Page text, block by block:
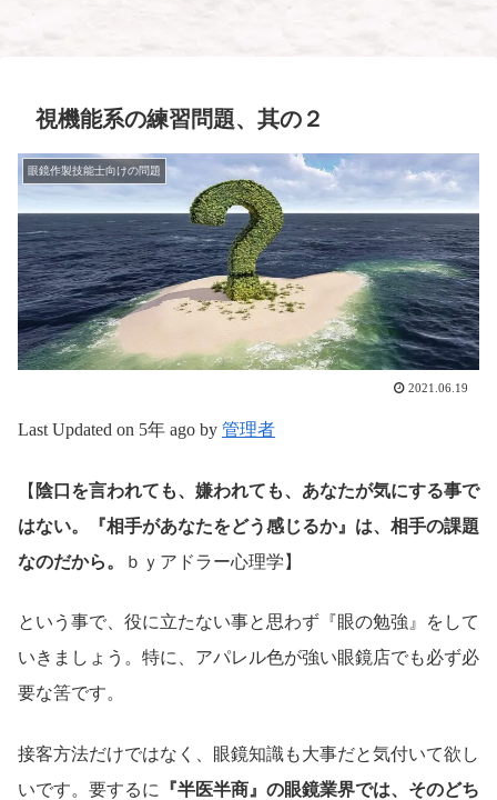
視機能系の練習問題、其の２
眼鏡作製技能士向けの問題
2021.06.19
Last Updated on 5年 ago by 管理者
【 陰口を言われても、嫌われても、あなたが気にする事で
はない。『相手があなたをどう感じるか』は、相手の課題
なのだから。
ｂｙアドラー心理学】
という事で、役に立たない事と思わず『眼の勉強』をして
いきましょう。特に、アパレル色が強い眼鏡店でも必ず必
要な筈です。
接客方法だけではなく、眼鏡知識も大事だと気付いて欲し
いです。要するに
『半医半商』の眼鏡業界では、そのどち